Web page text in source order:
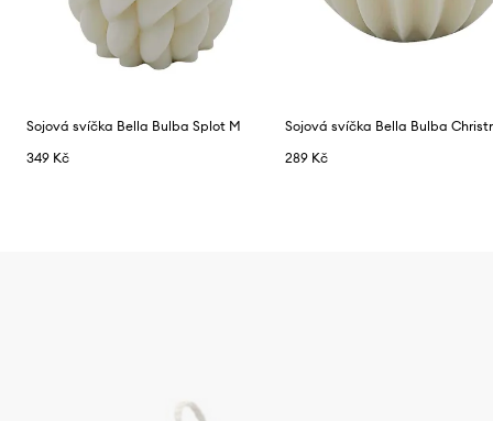
Sojová svíčka Bella Bulba Splot M
349 Kč
289 Kč